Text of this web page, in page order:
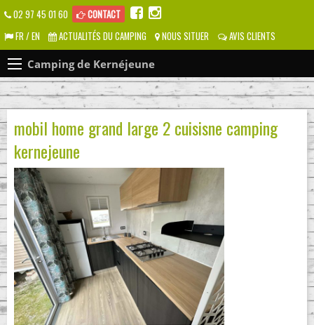
02 97 45 01 60
CONTACT
FR / EN
ACTUALITÉS DU CAMPING NOUS SITUER AVIS CLIENTS
Camping de Kernéjeune
mobil home grand large 2 cuisisne camping
kernejeune